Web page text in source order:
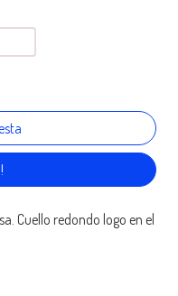
Cuello redondo logo en el